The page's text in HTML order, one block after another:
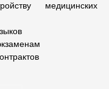
медицинских